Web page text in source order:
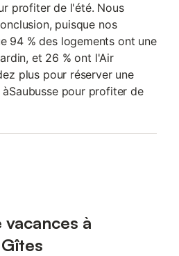
profiter de l'été. Nous
puisque nos
94 % des logements ont une
et 26 % ont l'Air
plus pour réserver une
pour profiter de
à